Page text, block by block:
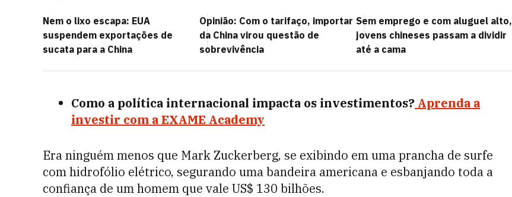
Nem o lixo escapa: EUA
suspendem exportações de
sucata para a China
Opinião: Com o tarifaço, importar
da China virou questão de
sobrevivência
Sem emprego e com aluguel alto,
jovens chineses passam a dividir
até a cama
Como a política internacional impacta os investimentos? Aprenda a
investir com a EXAME Academy
Era ninguém menos que Mark Zuckerberg, se exibindo em uma prancha de surfe
com hidrofólio elétrico, segurando uma bandeira americana e esbanjando toda a
confiança de um homem que vale US$ 130 bilhões.